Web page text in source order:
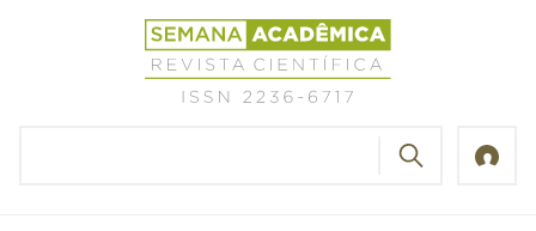
Revista
Científica
Semana